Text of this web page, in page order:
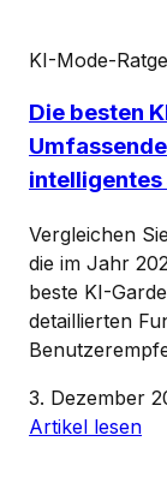
KI-Mode-
Die besten
intelligentes
Vergleichen
die im Jahr
beste KI-
detaillierten
3. Dezember
Artikel lesen